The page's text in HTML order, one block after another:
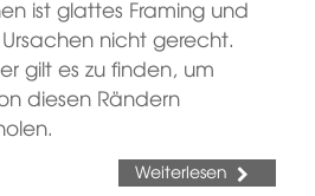
ist glattes Framing und
nicht gerecht.
gilt es zu finden, um
diesen Rändern
Weiterlesen